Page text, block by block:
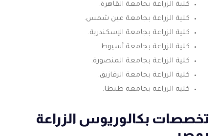
كلية الزراعة بجامعة القاهرة.
كلية الزراعة بجامعة عين شمس.
كلية الزراعة بجامعة الإسكندرية.
كلية الزراعة بجامعة أسيوط.
كلية الزراعة بجامعة المنصورة.
كلية الزراعة بجامعة الزقازيق.
كلية الزراعة بجامعة طنطا.
تخصصات بكالوريوس الزراعة